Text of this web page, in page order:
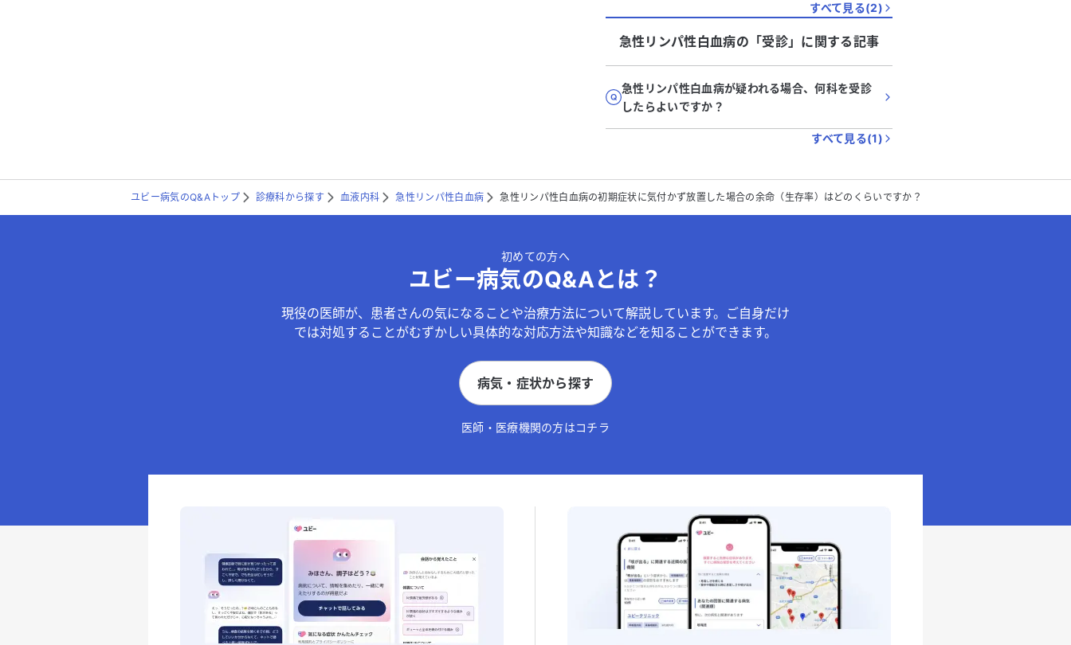
すべて見る(2)
急性リンパ性白血病の「受診」に関する記事
急性リンパ性白血病が疑われる場合、何科を受診
したらよいですか？
すべて見る(1)
ユビー病気のQ&Aトップ 診療科から探す 血液内科 急性リンパ性白血病 急性リンパ性白血病の初期症状に気付かず放置した場合の余命（生存率）はどのくらいですか？
初めての方へ
ユビー病気のQ&Aとは？
現役の医師が、患者さんの気になることや治療方法について解説しています。ご自身だけ
では対処することがむずかしい具体的な対応方法や知識などを知ることができます。
病気・症状から探す
医師・医療機関の方はコチラ